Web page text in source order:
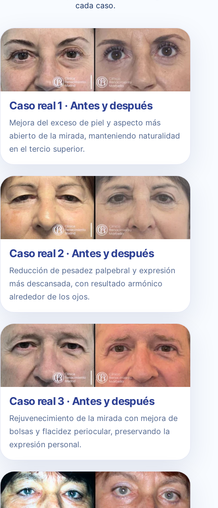
cada caso.
Caso real 1 · Antes y después
Mejora del exceso de piel y aspecto más
abierto de la mirada, manteniendo naturalidad
en el tercio superior.
Caso real 2 · Antes y después
Reducción de pesadez palpebral y expresión
más descansada, con resultado armónico
alrededor de los ojos.
Caso real 3 · Antes y después
Rejuvenecimiento de la mirada con mejora de
bolsas y flacidez periocular, preservando la
expresión personal.